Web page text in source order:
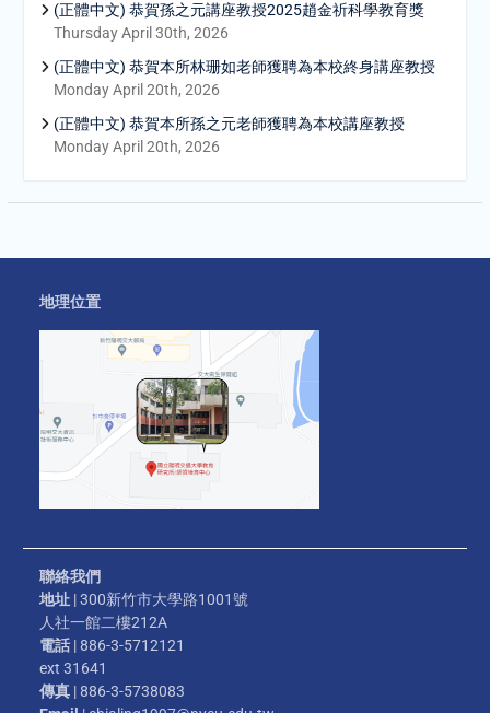
(正體中文) 恭賀孫之元講座教授2025趙金祈科學教育獎
Thursday April 30th, 2026
(正體中文) 恭賀本所林珊如老師獲聘為本校終身講座教授
Monday April 20th, 2026
(正體中文) 恭賀本所孫之元老師獲聘為本校講座教授
Monday April 20th, 2026
地理位置
聯絡我們
地址 | 300新竹市大學路1001號
人社一館二樓212A
電話 | 886-3-5712121
ext 31641
傳真 | 886-3-5738083